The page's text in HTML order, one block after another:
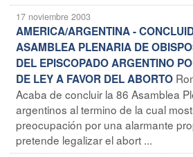
17 noviembre 2003
AMERICA/ARGENTINA -
ASAMBLEA PLENARIA DE
DEL EPISCOPADO ARGENTINO
DE LEY A FAVOR DEL ABORTO
Acaba de concluir la 86 Asamblea
argentinos al termino de la cual
preocupación por una alarmante
pretende legalizar el abort ...